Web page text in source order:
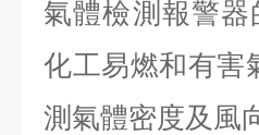
氣體檢測報警器
化工易燃和有害
測氣體密度及風